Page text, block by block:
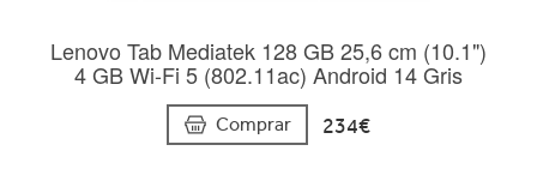
Lenovo Tab Mediatek 128 GB 25,6 cm (10.1")
4 GB Wi-Fi 5 (802.11ac) Android 14 Gris
Comprar 234€